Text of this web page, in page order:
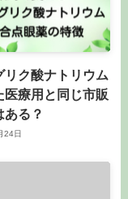
リク酸ナトリウム
医療用と同じ市販
ある？
24日